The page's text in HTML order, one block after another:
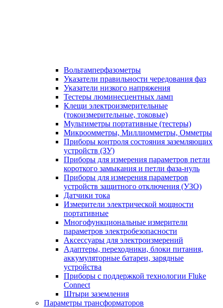
Вольтамперфазометры
Указатели правильности чередования фаз
Указатели низкого напряжения
Тестеры люминесцентных ламп
Клещи электроизмерительные
(токоизмерительные, токовые)
Мультиметры портативные (тестеры)
Микроомметры, Миллиомметры, Омметры
Приборы контроля состояния заземляющих
устройств (ЗУ)
Приборы для измерения параметров петли
короткого замыкания и петли фаза-нуль
Приборы для измерения параметров
устройств защитного отключения (УЗО)
Датчики тока
Измерители электрической мощности
портативные
Многофункциональные измерители
параметров электробезопасности
Аксессуары для электроизмерений
Адаптеры, переходники, блоки питания,
аккумуляторные батареи, зарядные
устройства
Приборы с поддержкой технологии Fluke
Connect
Штыри заземления
Параметры трансформаторов